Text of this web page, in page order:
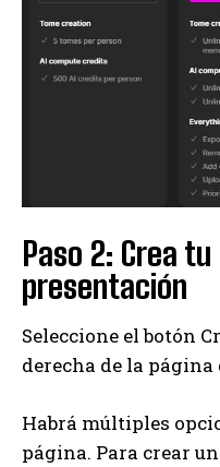
Paso 2: Crea
presentación
Seleccione el botón
derecha de la
Habrá múltiples
página. Para crear